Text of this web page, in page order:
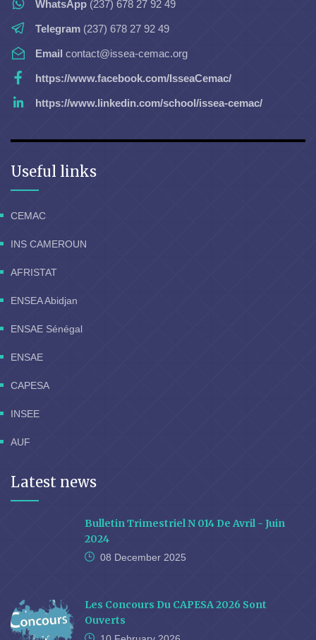
WhatsApp (237) 678 27 92 49
Telegram (237) 678 27 92 49
Email contact@issea-cemac.org
https://www.facebook.com/IsseaCemac/
https://www.linkedin.com/school/issea-cemac/
Useful links
CEMAC
INS CAMEROUN
AFRISTAT
ENSEA Abidjan
ENSAE Sénégal
ENSAE
CAPESA
INSEE
AUF
Latest news
Bulletin Trimestriel N 014 De Avril - Juin
2024
08 December 2025
Les Concours Du CAPESA 2026 Sont
Ouverts